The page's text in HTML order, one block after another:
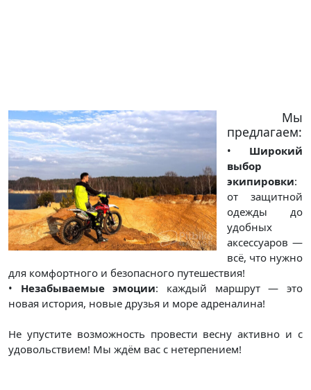
Мы
предлагаем:
• Широкий
выбор
экипировки:
от защитной
одежды до
удобных
аксессуаров —
всё, что нужно
для комфортного и безопасного путешествия!
• Незабываемые эмоции: каждый маршрут — это
новая история, новые друзья и море адреналина!
Не упустите возможность провести весну активно и с
удовольствием! Мы ждём вас с нетерпением!